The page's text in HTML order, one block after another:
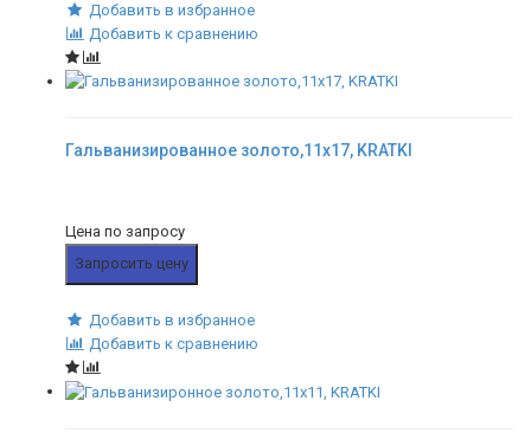
Добавить в избранное
Добавить к сравнению
Гальванизированное золото,11x17, KRATKI
Цена по запросу
Запросить цену
Добавить в избранное
Добавить к сравнению